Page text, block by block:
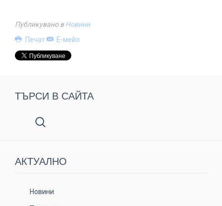
Публикувано вНовини
Печат
Е-мейл
ТЪРСИ В САЙТА
АКТУАЛНO
Новини